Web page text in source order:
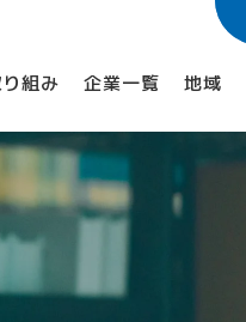
組み 企業一覧 地域